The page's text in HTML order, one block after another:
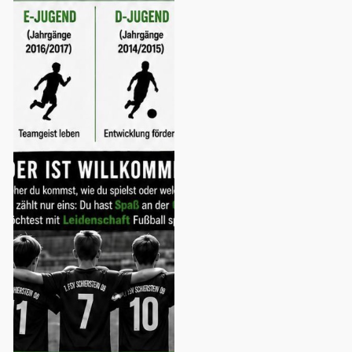
Previous Next